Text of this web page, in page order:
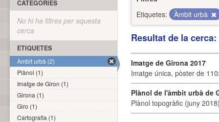
Etiquetes:
Àmbit urbà
Resultat de la
Imatge de Girona 2017
Imatge única, pòster de
Plànol de l'àmbit urbà de
Plànol topogràfic (juny
CATEGORIES
No hi ha filtres per aquesta
cerca
ETIQUETES
Àmbit urbà (2)
Plànol (1)
Imatge de Giron (1)
Girona (1)
Giro (1)
Cartografia (1)